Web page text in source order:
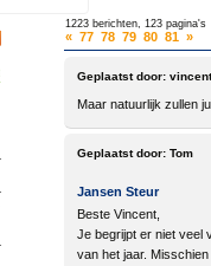
1223 berichten, 123 pagina's
« 77 78 79 80 81 »
Geplaatst door: vincent
Maar natuurlijk zullen
Geplaatst door: Tom
Jansen Steur
Beste Vincent,
Je begrijpt er niet veel
van het jaar.